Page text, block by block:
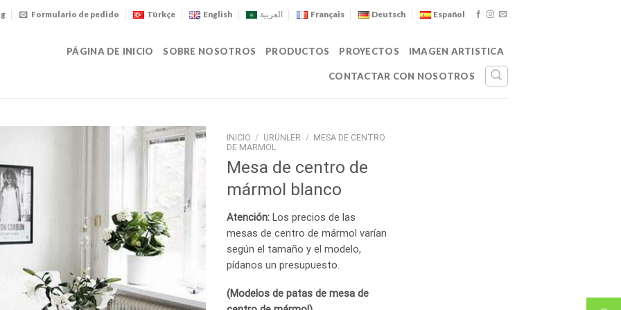
Formulario de pedido Türkçe English العربية Français Deutsch Español
PÁGINA DE INICIO SOBRE NOSOTROS PRODUCTOS PROYECTOS IMAGEN ARTISTICA
CONTACTAR CON NOSOTROS
INICIO / ÜRÜNLER / MESA DE CENTRO
DE MÁRMOL
Mesa de centro de
mármol blanco
Atención:Los precios de las
mesas de centro de mármol varían
según el tamaño y el modelo,
pídanos un presupuesto.
(Modelos de patas de mesa de